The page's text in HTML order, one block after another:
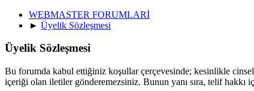
WEBMASTER FORUMLARİ
► Üyelik Sözleşmesi
Üyelik Sözleşmesi
Bu forumda kabul ettiğiniz koşullar çerçevesinde; kesinlikle
içeriği olan iletiler gönderemezsiniz. Bunun yanı sıra, telif hakkı